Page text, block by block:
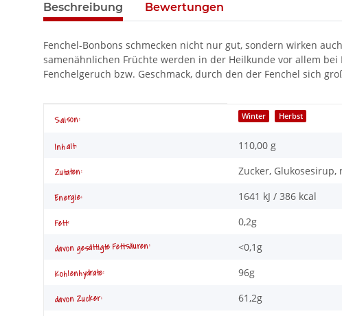
Beschreibung Bewertungen
Fenchel-Bonbons schmecken nicht nur gut, sondern wirken
samenähnlichen Früchte werden in der Heilkunde vor allem
Fenchelgeruch bzw. Geschmack, durch den der Fenchel sich
Produkteigenschaft
Wert
Saison: Winter Herbst
Inhalt: 110,00 g
Zutaten: Zucker, Glukosesirup,
Energie: 1641 kJ / 386 kcal
Fett: 0,2g
davon gesättigte Fettsäuren: <0,1g
Kohlenhydrate: 96g
davon Zucker: 61,2g